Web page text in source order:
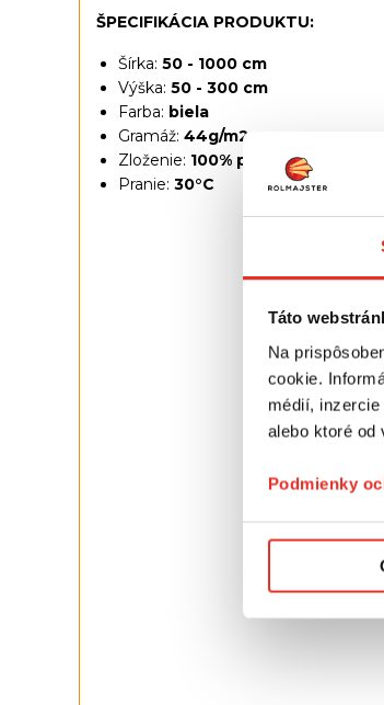
Táto
Na
cookie.
médií,
alebo ktoré
Podmienky
ŠPECIFIKÁCIA PRODUKTU:
Šírka: 50 - 1000 cm
Výška: 50 - 300 cm
Farba: biela
Gramáž: 44g/m2
Zloženie: 100% polyester
Pranie: 30°C